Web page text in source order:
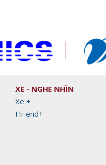
XE - NGHE NHÌN
Xe +
Hi-end+